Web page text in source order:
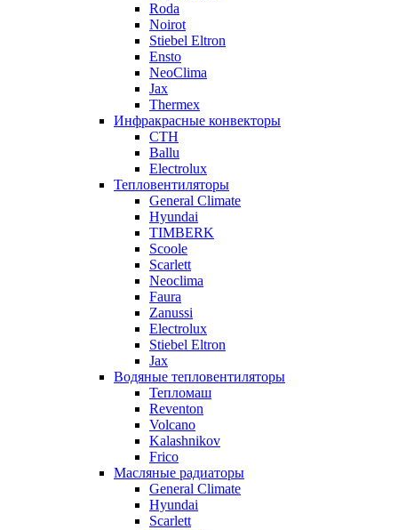
Roda
Noirot
Stiebel Eltron
Ensto
NeoClima
Jax
Thermex
Инфракрасные конвекторы
CTH
Ballu
Electrolux
Тепловентиляторы
General Climate
Hyundai
TIMBERK
Scoole
Scarlett
Neoclima
Faura
Zanussi
Electrolux
Stiebel Eltron
Jax
Водяные тепловентиляторы
Тепломаш
Reventon
Volcano
Kalashnikov
Frico
Масляные радиаторы
General Climate
Hyundai
Scarlett